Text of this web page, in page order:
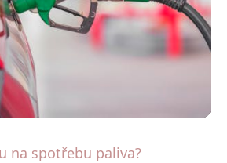
výfukových systémů
na spotřebu paliva?